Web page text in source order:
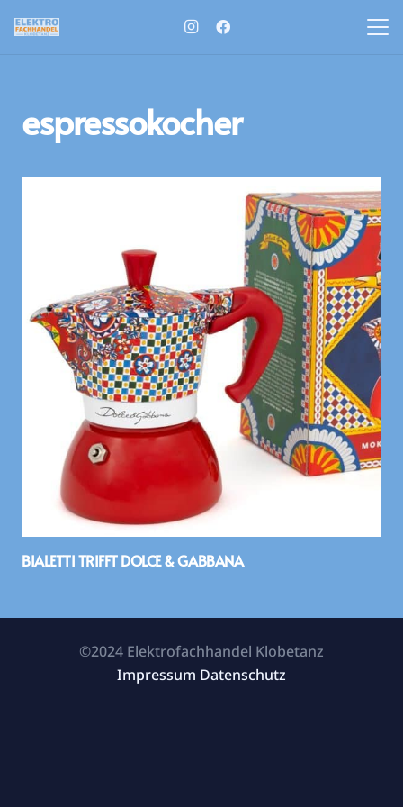
espressokocher
BIALETTI TRIFFT DOLCE & GABBANA
©2024 Elektrofachhandel Klobetanz
Impressum Datenschutz